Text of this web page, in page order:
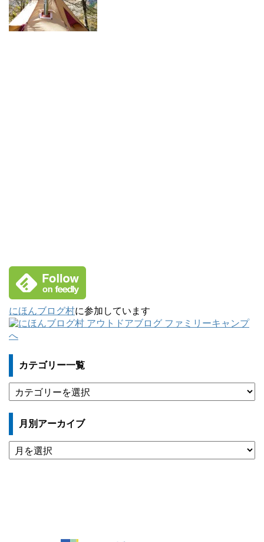
にほんブログ村に参加しています
カテゴリー一覧
テ
ゴ
ー
一
覧
月別アーカイブ
月
別